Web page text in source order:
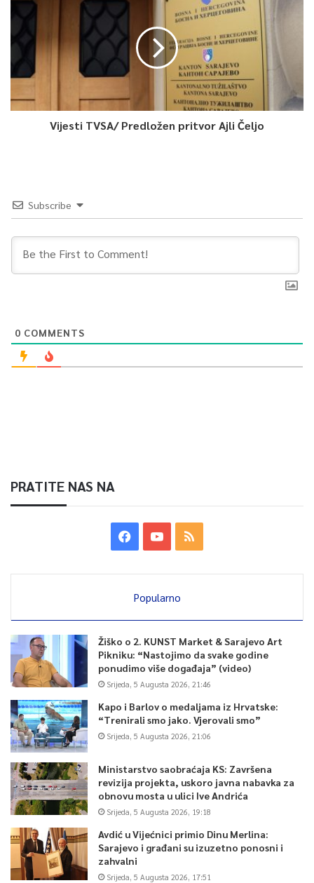
Vijesti TVSA/ Predložen pritvor Ajli Čeljo
Subscribe
0 COMMENTS
PRATITE NAS NA
Popularno
Žiško o 2. KUNST Market & Sarajevo Art
Pikniku: “Nastojimo da svake godine
ponudimo više događaja” (video)
Srijeda, 5 Augusta 2026, 21:46
Kapo i Barlov o medaljama iz Hrvatske:
“Trenirali smo jako. Vjerovali smo”
Srijeda, 5 Augusta 2026, 21:06
Ministarstvo saobraćaja KS: Završena
revizija projekta, uskoro javna nabavka za
obnovu mosta u ulici Ive Andrića
Srijeda, 5 Augusta 2026, 19:18
Avdić u Vijećnici primio Dinu Merlina:
Sarajevo i građani su izuzetno ponosni i
zahvalni
Srijeda, 5 Augusta 2026, 17:51